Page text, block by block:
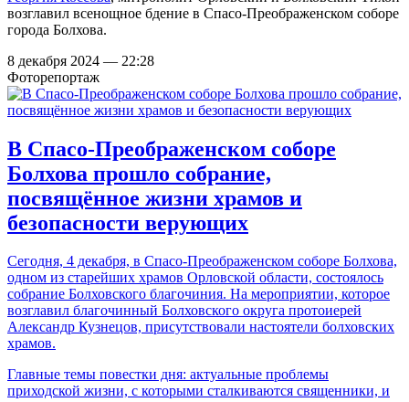
возглавил всенощное бдение в Спасо-Преображенском соборе
города Болхова.
8 декабря 2024 — 22:28
Фоторепортаж
В Спасо-Преображенском соборе
Болхова прошло собрание,
посвящённое жизни храмов и
безопасности верующих
Сегодня, 4 декабря, в Спасо-Преображенском соборе Болхова,
одном из старейших храмов Орловской области, состоялось
собрание Болховского благочиния. На мероприятии, которое
возглавил благочинный Болховского округа протоиерей
Александр Кузнецов, присутствовали настоятели болховских
храмов.
Главные темы повестки дня: актуальные проблемы
приходской жизни, с которыми сталкиваются священники, и